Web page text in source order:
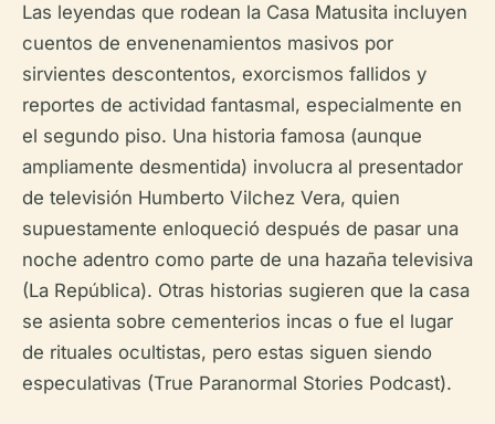
Las leyendas que rodean la Casa Matusita incluyen
cuentos de envenenamientos masivos por
sirvientes descontentos, exorcismos fallidos y
reportes de actividad fantasmal, especialmente en
el segundo piso. Una historia famosa (aunque
ampliamente desmentida) involucra al presentador
de televisión Humberto Vilchez Vera, quien
supuestamente enloqueció después de pasar una
noche adentro como parte de una hazaña televisiva
(La República). Otras historias sugieren que la casa
se asienta sobre cementerios incas o fue el lugar
de rituales ocultistas, pero estas siguen siendo
especulativas (True Paranormal Stories Podcast).